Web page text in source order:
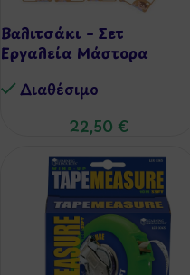
Βαλιτσάκι – Σετ
Εργαλεία Μάστορα
Διαθέσιμo
22,50 €